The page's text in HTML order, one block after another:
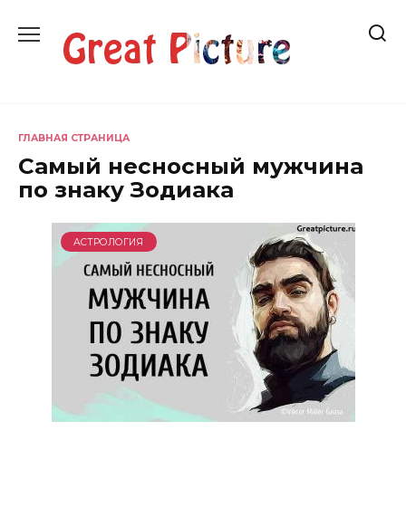
содержанию
ГЛАВНАЯ СТРАНИЦА
Самый несносный мужчина
по знаку Зодиака
АСТРОЛОГИЯ